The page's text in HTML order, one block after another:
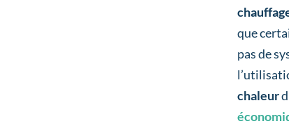
que
pas de
chaleur